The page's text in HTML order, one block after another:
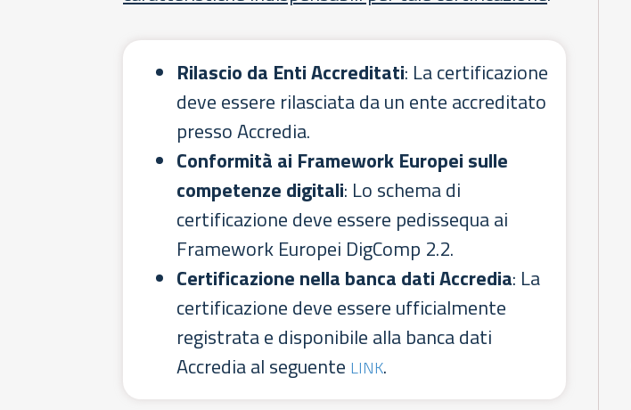
Rilascio da Enti Accreditati: La certificazione
deve essere rilasciata da un ente accreditato
presso Accredia.
Conformità ai Framework Europei sulle
competenze digitali: Lo schema di
certificazione deve essere pedissequa ai
Framework Europei DigComp 2.2.
Certificazione nella banca dati Accredia: La
certificazione deve essere ufficialmente
registrata e disponibile alla banca dati
Accredia al seguente LINK.